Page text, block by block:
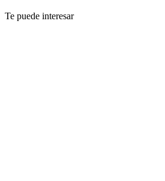
Te puede interesar